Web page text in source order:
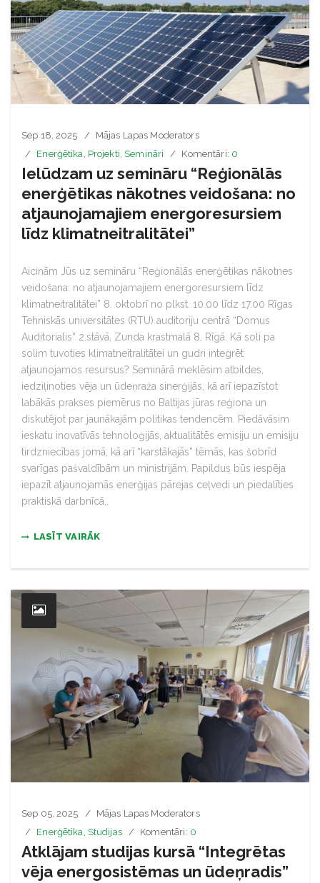
Sep 18, 2025
Mājas Lapas Moderators
Enerģētika Projekti Semināri Komentāri: 0
Ielūdzam uz semināru “Reģionālās
enerģētikas nākotnes veidošana: no
atjaunojamajiem energoresursiem
līdz klimatneitralitātei”
Aicinām Jūs uz semināru “Reģionālās enerģētikas nākotnes
veidošana: no atjaunojamajiem energoresursiem līdz
klimatneitralitātei” 8. oktobrī no plkst. 10.00 līdz 17.00 Rīgas
Tehniskās universitātes (RTU) auditoriju centrā “Domus
Auditorialis” 2.stāvā, Zunda krastmalā 8, Rīgā. Kā soli pa
solim tuvoties klimatneitralitātei un gudri integrēt
atjaunojamos resursus? Seminārā meklēsim atbildes,
iedziļinoties vēja un ūdeņraža sinerģijās, kā arī iepazīstot
labākās prakses piemērus no Baltijas jūras reģiona un
diskutējot par jaunākajām politikas tendencēm. Piedāvāsim
ieskatu inovatīvās tehnoloģijās, aktualitātēs emisiju un emisiju
tirdzniecības jomā, kā arī “karstākajās” tēmās, kas šobrīd
svarīgas pašvaldībām un ministrijām. Papildus būs iespēja
iepazīt atjaunojamās enerģijas pārejas ceļvedi un piedalīties
praktiskā darbnīcā,.
LASĪT VAIRĀK
Sep 05, 2025
Mājas Lapas Moderators
Enerģētika Studijas Komentāri: 0
Atklājam studijas kursā “Integrētas
vēja energosistēmas un ūdeņradis”